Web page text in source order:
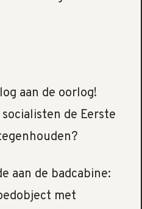
aan de oorlog!
de Eerste
aan de badcabine:
met